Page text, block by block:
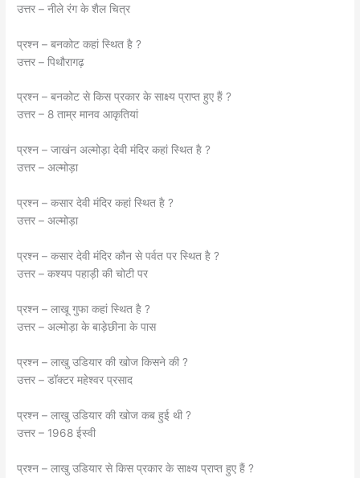
उत्तर – नीले रंग के शैल चित्र
प्रश्न – बनकोट कहां स्थित है ?
उत्तर – पिथौरागढ़
प्रश्न – बनकोट से किस प्रकार के साक्ष्य प्राप्त हुए हैं ?
उत्तर – 8 ताम्र मानव आकृतियां
प्रश्न – जाखंन अल्मोड़ा देवी मंदिर कहां स्थित है ?
उत्तर – अल्मोड़ा
प्रश्न – कसार देवी मंदिर कहां स्थित है ?
उत्तर – अल्मोड़ा
प्रश्न – कसार देवी मंदिर कौन से पर्वत पर स्थित है ?
उत्तर – कश्यप पहाड़ी की चोटी पर
प्रश्न – लाखू गुफा कहां स्थित है ?
उत्तर – अल्मोड़ा के बाड़ेछीना के पास
प्रश्न – लाखु उडियार की खोज किसने की ?
उत्तर – डॉक्टर महेश्वर प्रसाद
प्रश्न – लाखु उडियार की खोज कब हुई थी ?
उत्तर – 1968 ईस्वी
प्रश्न – लाखु उडियार से किस प्रकार के साक्ष्य प्राप्त हुए हैं ?